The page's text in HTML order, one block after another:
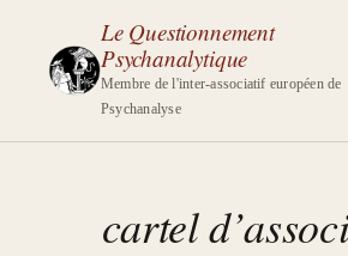
Le Questionnement
Psychanalytique
Membre de l'inter-associatif européen de
Psychanalyse
cartel